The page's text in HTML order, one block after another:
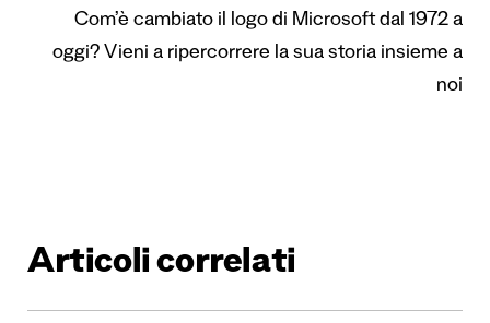
Com’è cambiato il logo di Microsoft dal 1972 a
oggi? Vieni a ripercorrere la sua storia insieme a
noi
Articoli correlati